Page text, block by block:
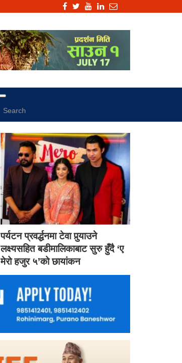
पर्यटन प्रवर्द्धनमा टेवा पुर्‍याउने
लक्ष्यसहित बडीमालिकाबाट सुरु हुँदै ‘ए
मेरो हजुर ५’को छायांकन